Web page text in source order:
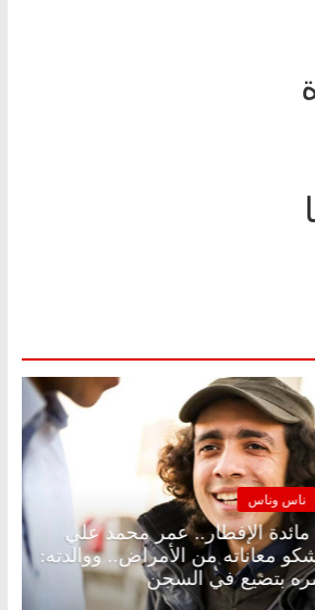
مصر ناس وناس
على مائدة الإفطار.. عمر محمد
يشكو معاناته من الأمراض..